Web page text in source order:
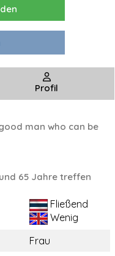
Profil
man who can be
65 Jahre treffen
Fließend
Wenig
Frau